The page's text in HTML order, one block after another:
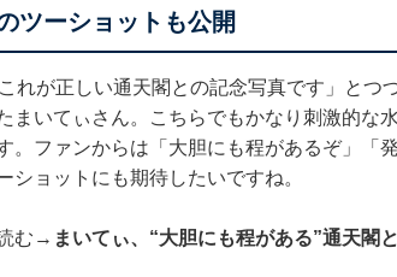
ツーショットも公開
れが正しい通天閣との記念写真です」とつ
まいてぃさん。こちらでもかなり刺激的な
。ファンからは「大胆にも程があるぞ」「
ショットにも期待したいですね。
む→ まいてぃ、“大胆にも程がある”通天閣